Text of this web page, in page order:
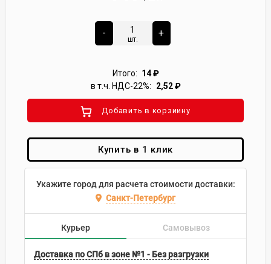
-
шт.
+
Итого: 14₽
в т.ч. НДС-22%:
2,52₽
Добавить в корзиину
Купить в 1 клик
Укажите город для расчета стоимости доставки:
Санкт-Петербург
Курьер Самовывоз
Доставка по СПб в зоне №1 - Без разгрузки